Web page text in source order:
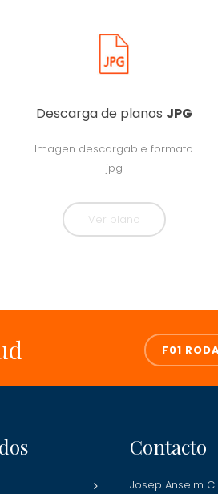
Descarga de planos JPG
Imagen descargable formato
jpg
Ver plano
F01
Contacto
Josep Anselm